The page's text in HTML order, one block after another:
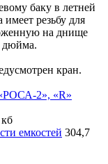
баку в летней
резьбу для
на днище
дюйма.
кран.
2», «R»
емкостей 304,7